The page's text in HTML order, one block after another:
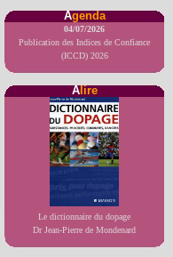
Agenda
04/07/2026
Publication des Indices de Confiance
(ICCD) 2026
Alire
Le dictionnaire du dopage
Dr Jean-Pierre de Mondenard